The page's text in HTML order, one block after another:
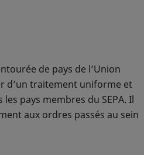
de pays de l’Union
d’un traitement uniforme et
pays membres du SEPA. Il
aux ordres passés au sein